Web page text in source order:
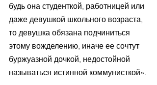
будь она студенткой, работницей или
даже девушкой школьного возраста,
то девушка обязана подчиниться
этому вожделению, иначе ее сочтут
буржуазной дочкой, недостойной
называться истинной коммунисткой».